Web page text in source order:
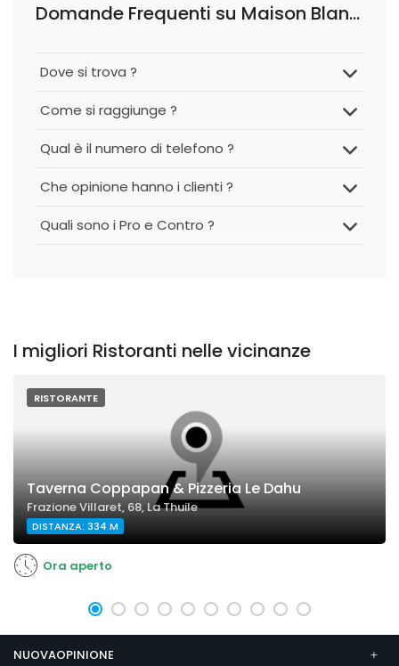
Domande Frequenti su Maison Blanche Ski Restaurant
Dove si trova ?
Come si raggiunge ?
Qual è il numero di telefono ?
Che opinione hanno i clienti ?
Quali sono i Pro e Contro ?
I migliori Ristoranti nelle vicinanze
RISTORANTE
Taverna Coppapan & Pizzeria Le Dahu
Frazione Villaret, 68, La Thuile
DISTANZA: 334 M
Ora aperto
NUOVAOPINIONE